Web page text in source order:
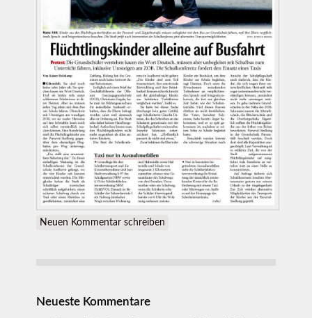
Neuen Kommentar schreiben
Neueste Kommentare